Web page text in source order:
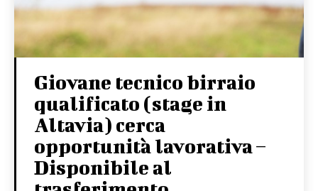
Giovane tecnico birraio
qualificato (stage in
Altavia) cerca
opportunità lavorativa –
Disponibile al